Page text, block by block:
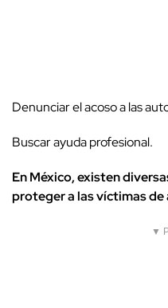
Denunciar el acoso a las
Buscar ayuda profesional.
En México, existen
proteger a las víctimas de
▼